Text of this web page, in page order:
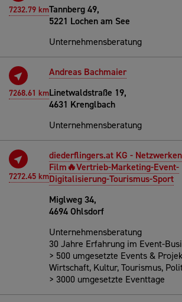
7232.79 kmTannberg 49,
5221 Lochen am See
Unternehmensberatung
7268.61 km
Andreas Bachmaier
Linetwaldstraße 19,
4631 Krenglbach
Unternehmensberatung
7272.45 km
diederflingers.at KG -
Film🔥Vertrieb-Marketing-Event-
Digitalisierung-Tourismus-Sport
Miglweg 34,
4694 Ohlsdorf
Unternehmensberatung
30 Jahre Erfahrung im Event-
> 500 umgesetzte Events &
Wirtschaft, Kultur, Tourismus,
> 3000 umgesetzte Eventtage